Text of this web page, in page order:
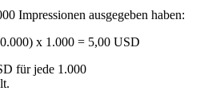
Impressionen ausgegeben haben:
x 1.000 = 5,00 USD
für jede 1.000